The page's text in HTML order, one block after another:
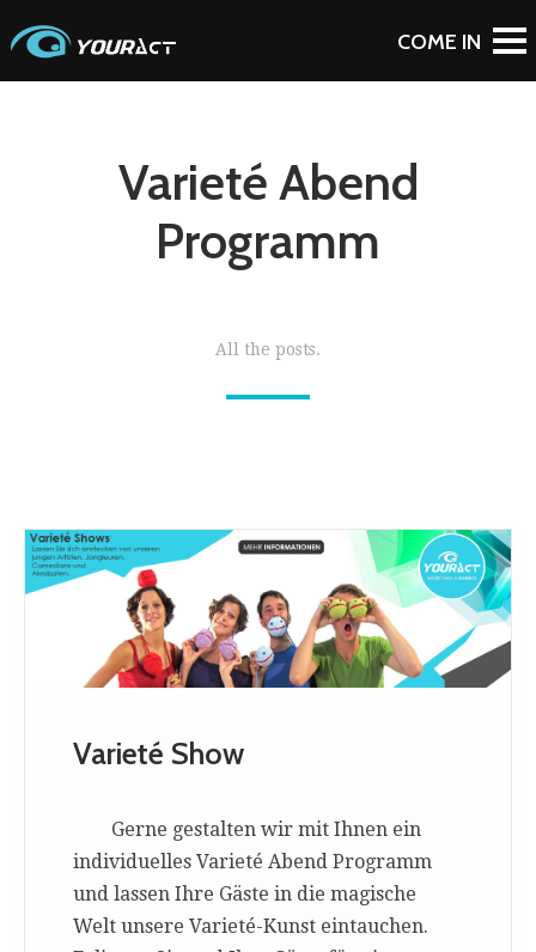
Varieté Abend
Programm
All the posts.
Varieté Show
Gerne gestalten wir mit Ihnen ein
individuelles Varieté Abend Programm
und lassen Ihre Gäste in die magische
Welt unsere Varieté-Kunst eintauchen.